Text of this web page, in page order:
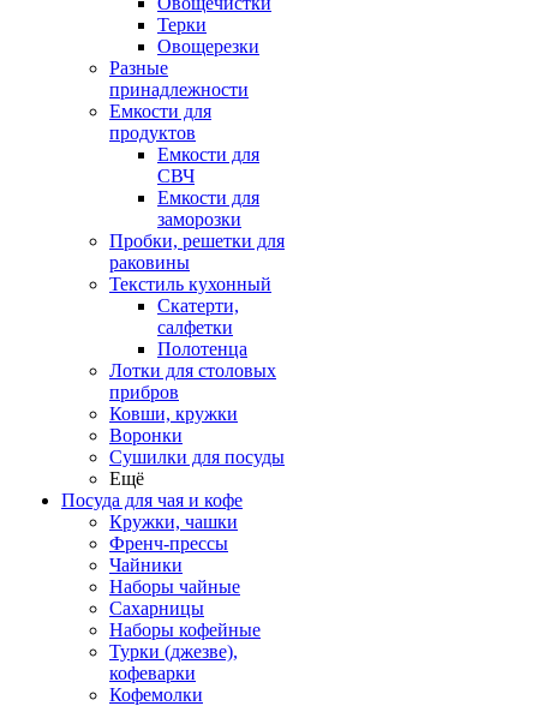
Терки
Овощерезки
Разные
принадлежности
Емкости для
продуктов
Емкости для
СВЧ
Емкости для
заморозки
Пробки, решетки для
раковины
Текстиль кухонный
Скатерти,
салфетки
Полотенца
Лотки для столовых
прибров
Ковши, кружки
Воронки
Сушилки для посуды
Ещё
Посуда для чая и кофе
Кружки, чашки
Френч-прессы
Чайники
Наборы чайные
Сахарницы
Наборы кофейные
Турки (джезве),
кофеварки
Кофемолки